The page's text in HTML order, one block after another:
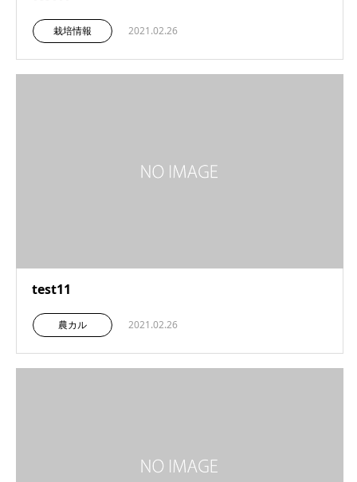
栽培情報 2021.02.26
test11
農カル 2021.02.26